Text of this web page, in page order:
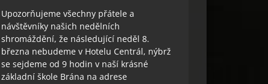
Upozorňujeme všechny přátele a
návštěvníky našich nedělních
shromáždění, že následující neděl 8.
března nebudeme v Hotelu Centrál, nýbrž
se sejdeme od 9 hodin v naší krásné
základní škole Brána na adrese